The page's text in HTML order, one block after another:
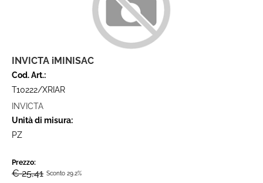
INVICTA iMINISAC
Cod. Art.:
T10222/XRIAR
INVICTA
Unità di misura:
PZ
Prezzo:
€ 25,41 Sconto 29.2%